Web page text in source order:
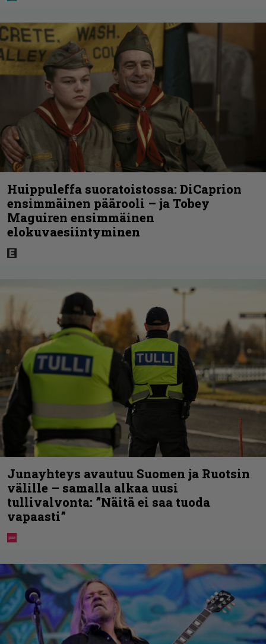
Huippuleffa suoratoistossa: DiCaprion
ensimmäinen päärooli – ja Tobey
Maguiren ensimmäinen
elokuvaesiintyminen
Junayhteys avautuu Suomen ja Ruotsin
välille – samalla alkaa uusi
tullivalvonta: ”Näitä ei saa tuoda
vapaasti”